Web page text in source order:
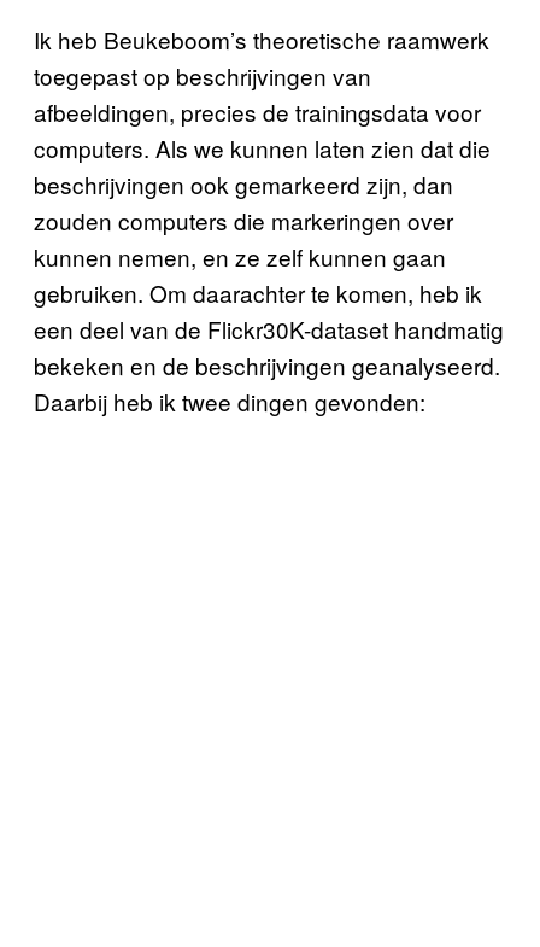
Ik heb Beukeboom’s theoretische raamwerk
toegepast op beschrijvingen van
afbeeldingen, precies de trainingsdata voor
computers. Als we kunnen laten zien dat die
beschrijvingen ook gemarkeerd zijn, dan
zouden computers die markeringen over
kunnen nemen, en ze zelf kunnen gaan
gebruiken. Om daarachter te komen, heb ik
een deel van de Flickr30K-dataset handmatig
bekeken en de beschrijvingen geanalyseerd.
Daarbij heb ik twee dingen gevonden: